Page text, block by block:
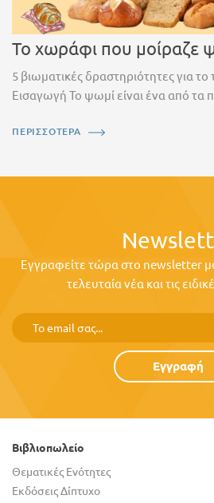
Το χωράφι που μοίραζε
5 βιωματικές δραστηριότητες για
Εισαγωγή Το ψωμί είναι ένα από τα
ΠΕΡΙΣΣΟΤΕΡΑ
Εγγραφείτε τώρα στο newsletter
τελευταία νέα και τις
Εγγραφή
Βιβλιοπωλείο
Θεματικές Ενότητες
Εκδόσεις Δίπτυχο